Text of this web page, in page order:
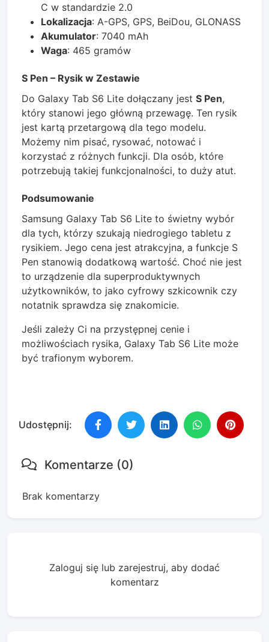
C w standardzie 2.0
Lokalizacja: A-GPS, GPS, BeiDou, GLONASS
Akumulator: 7040 mAh
Waga: 465 gramów
S Pen – Rysik w Zestawie
Do Galaxy Tab S6 Lite dołączany jest S Pen,
który stanowi jego główną przewagę. Ten rysik
jest kartą przetargową dla tego modelu.
Możemy nim pisać, rysować, notować i
korzystać z różnych funkcji. Dla osób, które
potrzebują takiej funkcjonalności, to duży atut.
Podsumowanie
Samsung Galaxy Tab S6 Lite to świetny wybór
dla tych, którzy szukają niedrogiego tabletu z
rysikiem. Jego cena jest atrakcyjna, a funkcje S
Pen stanowią dodatkową wartość. Choć nie jest
to urządzenie dla superproduktywnych
użytkowników, to jako cyfrowy szkicownik czy
notatnik sprawdza się znakomicie.
Jeśli zależy Ci na przystępnej cenie i
możliwościach rysika, Galaxy Tab S6 Lite może
być trafionym wyborem.
Udostępnij:
Komentarze (0)
Brak komentarzy
Zaloguj się lub zarejestruj, aby dodać
komentarz